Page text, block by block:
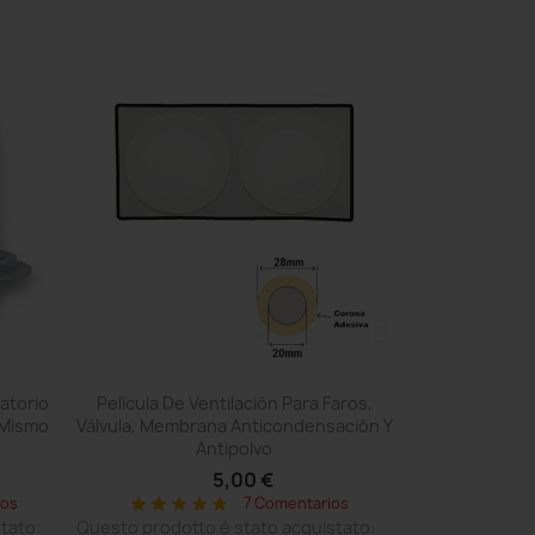
Vista rápida
Película De Ventilación Para Faros,
Válvula, Membrana Anticondensación Y
Antipolvo
5,00 €
star star star star star 7 Comentarios